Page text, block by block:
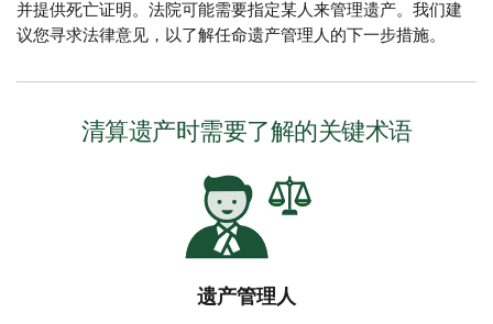
并提供死亡证明。法院可能需要指定某人来管理遗产。我们建
议您寻求法律意见，以了解任命遗产管理人的下一步措施。
清算遗产时需要了解的关键术语
遗产管理人